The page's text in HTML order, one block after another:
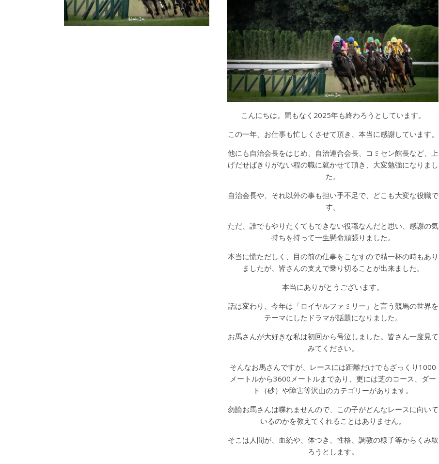
こんにちは。間もなく2025年も終わろうとしています。
この一年、お仕事も忙しくさせて頂き、本当に感謝しています。
他にも自治会長をはじめ、自治連合会長、コミセン館長など、上
げだせばきりがない程の職に就かせて頂き、大変勉強になりまし
た。
自治会長や、それ以外の事も担い手不足で、どこも大変な役職で
す。
ただ、誰でもやりたくてもできない役職なんだと思い、感謝の気
持ちを持って一生懸命頑張りました。
本当に慌ただしく、目の前の仕事をこなすので精一杯の時もあり
ましたが、皆さんの支えで乗り切ることが出来ました。
本当にありがとうございます。
話は変わり、今年は「ロイヤルファミリー」と言う競馬の世界を
テーマにしたドラマが話題になりました。
お馬さんが大好きな私は初回から号泣しました。皆さん一度見て
みてください。
そんなお馬さんですが、レースには距離だけでもざっくり1000
メートルから3600メートルまであり、更には芝のコース、ダー
ト（砂）や障害等沢山のカテゴリーがあります。
勿論お馬さんは喋れませんので、この子がどんなレースに向いて
いるのかを教えてくれることはありません。
そこは人間が、血統や、体つき、性格、調教の様子等からくみ取
ろうとします。